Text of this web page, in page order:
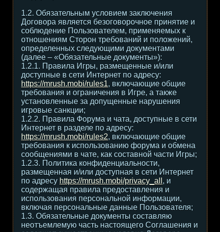
1.2. Обязательным условием заключения
Договора является безоговорочное принятие и
соблюдение Пользователем, применяемых к
отношениям Сторон требований и положений,
определенных следующими документами
(далее – «Обязательные документы»):
1.2.1. Правила Игры, размещенные и/или
доступные в сети Интернет по адресу:
https://mrush.mobi/rules1, включающие общие
требования и ограничения в Игре, а также
установленные за допущенные нарушения
игровые санкции;
1.2.2. Правила Форума и чата, доступные в сети
Интернет в разделе по адресу:
https://mrush.mobi/rules2, включающие общие
требования к использованию форума и обмена
сообщениями в чате, как составной части Игры;
1.2.3. Политика конфиденциальности,
размещенная и/или доступная в сети Интернет
по адресу https://mrush.mobi/privacy_all , и
содержащая правила предоставления и
использования персональной информации,
включая персональные данные Пользователя;
1.3. Обязательные документы составляю
неотъемлемую часть настоящего Соглашения и